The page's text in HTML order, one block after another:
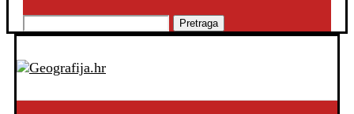
Pretraga